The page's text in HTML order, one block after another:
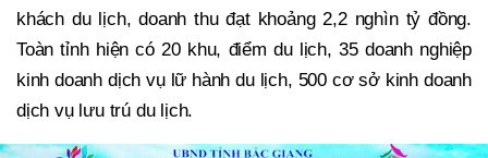
khách du lịch, doanh thu đạt khoảng 2,2 nghìn tỷ đồng.
Toàn tỉnh hiện có 20 khu, điểm du lịch, 35 doanh nghiệp
kinh doanh dịch vụ lữ hành du lịch, 500 cơ sở kinh doanh
dịch vụ lưu trú du lịch.